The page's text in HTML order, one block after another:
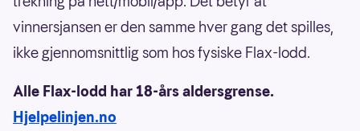
vinnersjansen er den samme hver gang det spilles,
ikke gjennomsnittlig som hos fysiske Flax-lodd.
Alle Flax-lodd har 18-års aldersgrense.
Hjelpelinjen.no